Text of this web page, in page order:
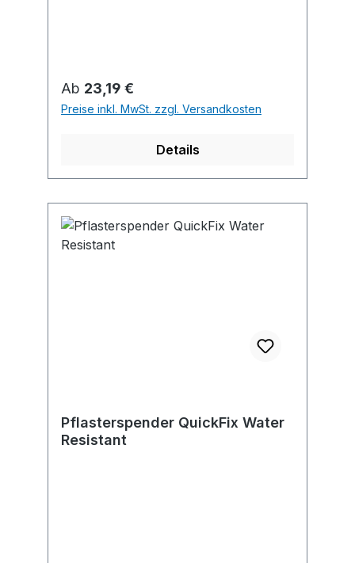
Regulärer Preis:
Ab 23,19 €
Preise inkl. MwSt. zzgl. Versandkosten
Details
Pflasterspender QuickFix Water
Resistant